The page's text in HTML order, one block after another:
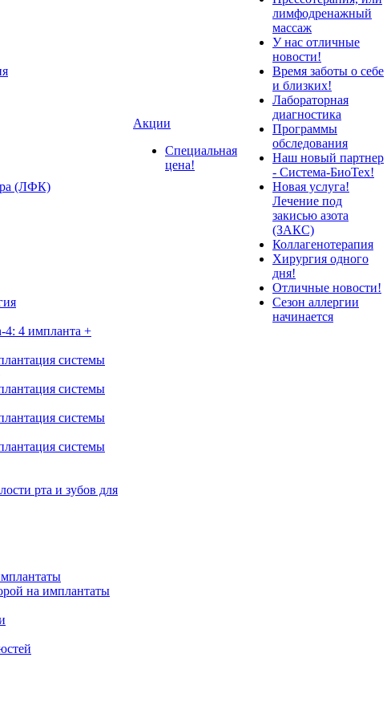
(ЛФК)
4 импланта +
системы
системы
системы
системы
рта и зубов для
на имплантаты
Акции
Специальная
цена!
лимфодренажный
массаж
У нас отличные
новости!
Время заботы о себе
и близких!
Лабораторная
диагностика
Программы
обследования
Наш новый партнер
- Система-БиоТех!
Новая услуга!
Лечение под
закисью азота
(ЗАКС)
Коллагенотерапия
Хирургия одного
дня!
Отличные новости!
Сезон аллергии
начинается